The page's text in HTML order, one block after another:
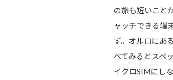
の旅も短いこと
ャッチできる端
ず。オルロにあ
べてみるとスペ
イクロSIMにし